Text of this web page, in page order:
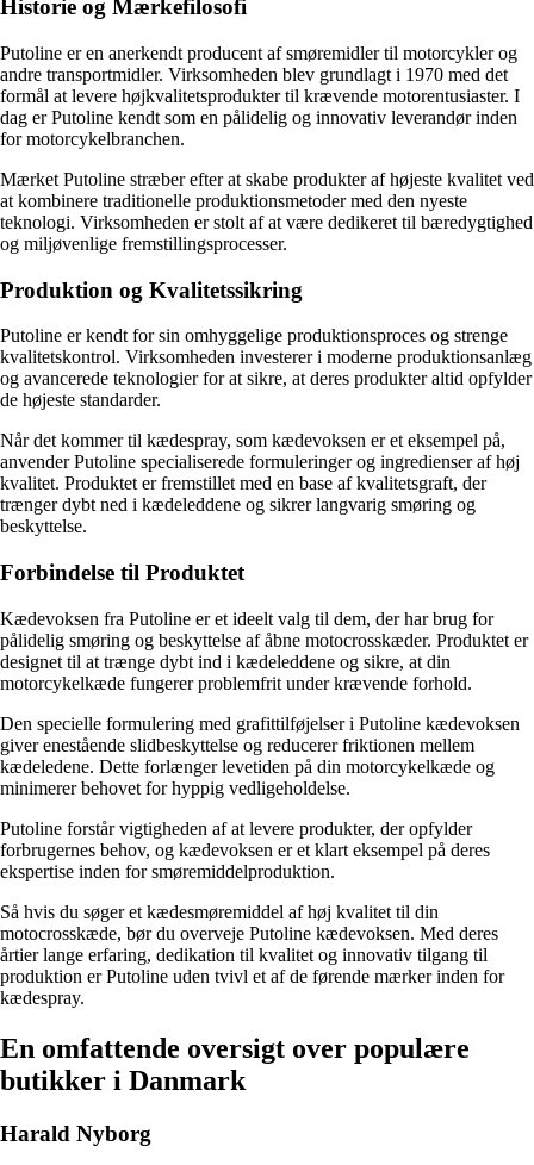
Historie og Mærkefilosofi
Putoline er en anerkendt producent af smøremidler til motorcykler og
andre transportmidler. Virksomheden blev grundlagt i 1970 med det
formål at levere højkvalitetsprodukter til krævende motorentusiaster. I
dag er Putoline kendt som en pålidelig og innovativ leverandør inden
for motorcykelbranchen.
Mærket Putoline stræber efter at skabe produkter af højeste kvalitet ved
at kombinere traditionelle produktionsmetoder med den nyeste
teknologi. Virksomheden er stolt af at være dedikeret til bæredygtighed
og miljøvenlige fremstillingsprocesser.
Produktion og Kvalitetssikring
Putoline er kendt for sin omhyggelige produktionsproces og strenge
kvalitetskontrol. Virksomheden investerer i moderne produktionsanlæg
og avancerede teknologier for at sikre, at deres produkter altid opfylder
de højeste standarder.
Når det kommer til kædespray, som kædevoksen er et eksempel på,
anvender Putoline specialiserede formuleringer og ingredienser af høj
kvalitet. Produktet er fremstillet med en base af kvalitetsgraft, der
trænger dybt ned i kædeleddene og sikrer langvarig smøring og
beskyttelse.
Forbindelse til Produktet
Kædevoksen fra Putoline er et ideelt valg til dem, der har brug for
pålidelig smøring og beskyttelse af åbne motocrosskæder. Produktet er
designet til at trænge dybt ind i kædeleddene og sikre, at din
motorcykelkæde fungerer problemfrit under krævende forhold.
Den specielle formulering med grafittilføjelser i Putoline kædevoksen
giver enestående slidbeskyttelse og reducerer friktionen mellem
kædeledene. Dette forlænger levetiden på din motorcykelkæde og
minimerer behovet for hyppig vedligeholdelse.
Putoline forstår vigtigheden af at levere produkter, der opfylder
forbrugernes behov, og kædevoksen er et klart eksempel på deres
ekspertise inden for smøremiddelproduktion.
Så hvis du søger et kædesmøremiddel af høj kvalitet til din
motocrosskæde, bør du overveje Putoline kædevoksen. Med deres
årtier lange erfaring, dedikation til kvalitet og innovativ tilgang til
produktion er Putoline uden tvivl et af de førende mærker inden for
kædespray.
En omfattende oversigt over populære
butikker i Danmark
Harald Nyborg